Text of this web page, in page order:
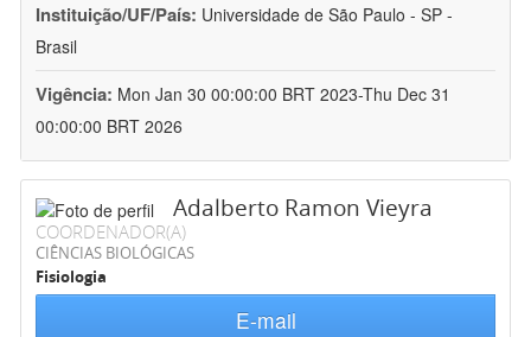
Instituição/UF/País: Universidade de São Paulo - SP -
Brasil
Vigência: Mon Jan 30 00:00:00 BRT 2023-Thu Dec 31
00:00:00 BRT 2026
Adalberto Ramon Vieyra
COORDENADOR(A)
CIÊNCIAS BIOLÓGICAS
Fisiologia
E-mail